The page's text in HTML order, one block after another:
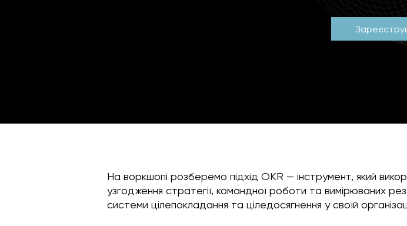
На воркшопі розберемо підхід OKR — інструмент, який
узгодження стратегії, командної роботи та вимірюваних
системи цілепокладання та ціледосягнення у своїй